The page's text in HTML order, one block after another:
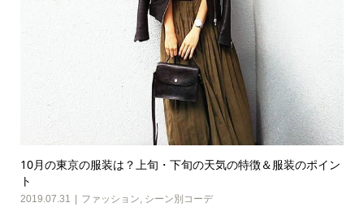
10月の東京の服装は？上旬・下旬の天気の特徴＆服装のポイン
ト
2019.07.31 ファッション, シーン別コーデ